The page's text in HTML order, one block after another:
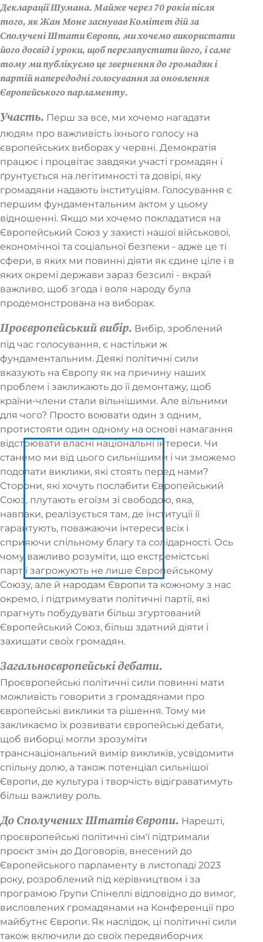
Декларації Шумана. Майже через 70 років після
того, як Жан Моне заснував Комітет дій за
Сполучені Штати Європи, ми хочемо використати
його досвід і уроки, щоб перезапустити його, і саме
тому ми публікуємо це звернення до громадян і
партій напередодні голосування за оновлення
Європейського парламенту.
Участь. Перш за все, ми хочемо нагадати
людям про важливість їхнього голосу на
європейських виборах у червні. Демократія
працює і процвітає завдяки участі громадян і
ґрунтується на легітимності та довірі, яку
громадяни надають інституціям. Голосування є
першим фундаментальним актом у цьому
відношенні. Якщо ми хочемо покладатися на
Європейський Союз у захисті нашої військової,
економічної та соціальної безпеки - адже це ті
сфери, в яких ми повинні діяти як єдине ціле і в
яких окремі держави зараз безсилі - вкрай
важливо, щоб згода і воля народу була
продемонстрована на виборах.
Проєвропейський вибір. Вибір, зроблений
під час голосування, є настільки ж
фундаментальним. Деякі політичні сили
вказують на Європу як на причину наших
проблем і закликають до її демонтажу, щоб
країни-члени стали вільнішими. Але вільними
для чого? Просто воювати один з одним,
протистояти один одному на основі намагання
відстоювати власні національні інтереси. Чи
станемо ми від цього сильнішими і чи зможемо
подолати виклики, які стоять перед нами?
Сторони, які хочуть послабити Європейський
Союз, плутають егоїзм зі свободою, яка,
навпаки, реалізується там, де інституції її
гарантують, поважаючи інтереси всіх і
сприяючи спільному благу та солідарності. Ось
чому важливо розуміти, що екстремістські
партії загрожують не лише Європейському
Союзу, але й народам Європи та кожному з нас
окремо, і підтримувати політичні партії, які
прагнуть побудувати більш згуртований
Європейський Союз, більш здатний діяти і
захищати своїх громадян.
Загальноєвропейські дебати.
Проєвропейські політичні сили повинні мати
можливість говорити з громадянами про
європейські виклики та рішення. Тому ми
закликаємо їх розвивати європейські дебати,
щоб виборці могли зрозуміти
транснаціональний вимір викликів, усвідомити
спільну долю, а також потенціал сильнішої
Європи, де культура і творчість відіграватимуть
більш важливу роль.
До Сполучених Штатів Європи. Нарешті,
проєвропейські політичні сім'ї підтримали
проєкт змін до Договорів, внесений до
Європейського парламенту в листопаді 2023
року, розроблений під керівництвом і за
програмою Групи Спінеллі відповідно до вимог,
висловлених громадянами на Конференції про
майбутнє Європи. Як наслідок, ці політичні сили
також включили до своїх передвиборчих